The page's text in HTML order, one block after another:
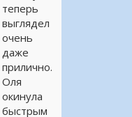
теперь
выглядел
очень
даже
прилично.
Оля
окинула
быстрым